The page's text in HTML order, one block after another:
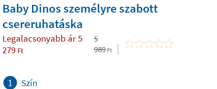
Baby Dinos személyre szabott
csereruhatáska
Legalacsonyabb ár5
279 Ft
5
989 Ft
1 Szín